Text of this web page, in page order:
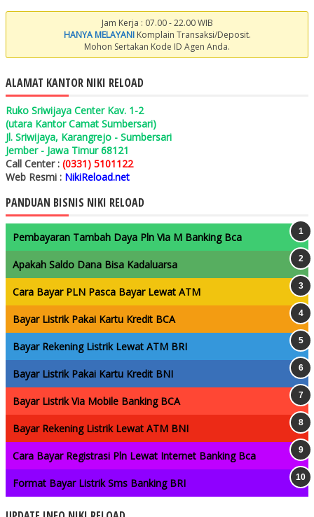
Jam Kerja : 07.00 - 22.00 WIB
HANYA MELAYANIKomplain Transaksi/Deposit.
Mohon Sertakan Kode ID Agen Anda.
ALAMAT KANTOR NIKI RELOAD
Ruko Sriwijaya Center Kav. 1-2
(utara Kantor Camat Sumbersari)
Jl. Sriwijaya, Karangrejo - Sumbersari
Jember - Jawa Timur 68121
Call Center : (0331) 5101122
Web Resmi : NikiReload.net
PANDUAN BISNIS NIKI RELOAD
Pembayaran Tambah Daya Pln Via M Banking Bca
Apakah Saldo Dana Bisa Kadaluarsa
Cara Bayar PLN Pasca Bayar Lewat ATM
Bayar Listrik Pakai Kartu Kredit BCA
Bayar Rekening Listrik Lewat ATM BRI
Bayar Listrik Pakai Kartu Kredit BNI
Bayar Listrik Via Mobile Banking BCA
Bayar Rekening Listrik Lewat ATM BNI
Cara Bayar Registrasi Pln Lewat Internet Banking Bca
Format Bayar Listrik Sms Banking BRI